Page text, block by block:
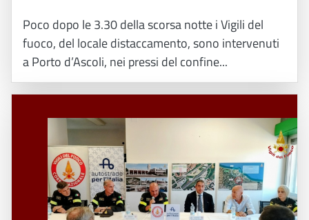
Poco dopo le 3.30 della scorsa notte i Vigili del
fuoco, del locale distaccamento, sono intervenuti
a Porto d’Ascoli, nei pressi del confine...